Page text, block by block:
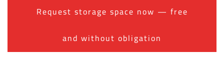
Request storage space now — free
and without obligation